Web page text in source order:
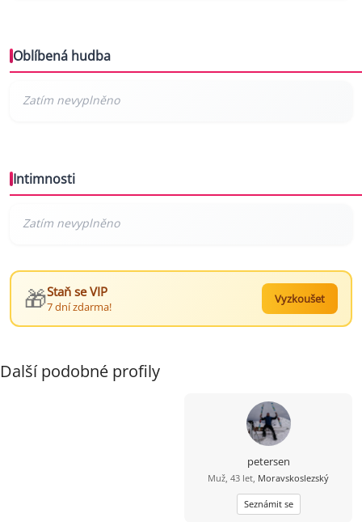
Oblíbená hudba
Intimnosti
🎁Staň se VIP
7 dní zdarma!
Vyzkoušet
Další podobné profily
petersen
Muž, 43 let, Moravskoslezský
Seznámit se